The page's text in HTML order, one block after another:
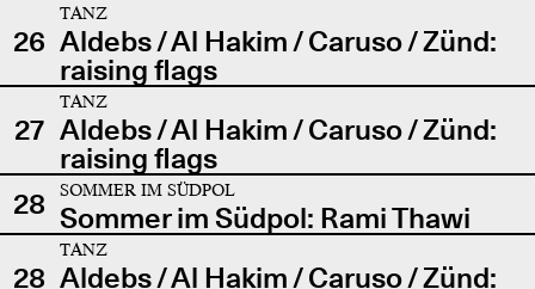
26
TANZ
Aldebs / Al Hakim / Caruso / Zünd:
raising flags
27
TANZ
Aldebs / Al Hakim / Caruso / Zünd:
raising flags
28
SOMMER IM SÜDPOL
Sommer im Südpol: Rami Thawi
28
TANZ
Aldebs / Al Hakim / Caruso / Zünd: